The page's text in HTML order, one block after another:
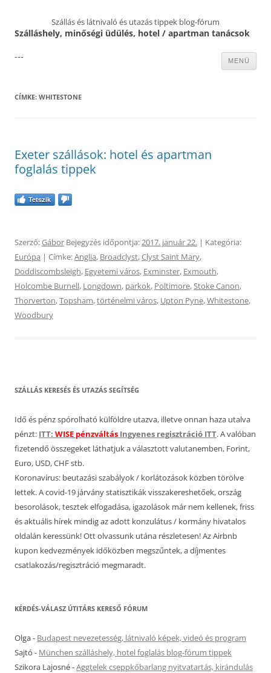
Szállás és látnivaló és utazás tippek blog-fórum
Szálláshely, minőségi üdülés, hotel / apartman tanácsok
MENÜ
---
CÍMKE: WHITESTONE
Exeter szállások: hotel és apartman
foglalás tippek
Tetszik
Szerző:Gábor Bejegyzés időpontja:2017. január 22. | Kategória:
Európa | Címke:Anglia, Broadclyst,Clyst Saint Mary,
Doddiscombsleigh, Egyetemi város, Exminster, Exmouth,
Holcombe Burnell, Longdown, parkok, Poltimore,Stoke Canon,
Thorverton,Topsham,történelmi város, Upton Pyne,Whitestone,
Woodbury
SZÁLLÁS KERESÉS ÉS UTAZÁS SEGÍTSÉG
Idő és pénz spórolható külföldre utazva, illetve onnan haza utalva
pénzt: ITT: WISE pénzváltás Ingyenes regisztráció ITT. A valóban
fizetendő összegeket láthatjuk a választott valutanemben, Forint,
Euro, USD, CHF stb.
Koronavírus: beutazási szabályok / korlátozások közben törölve
lettek. A covid-19 járvány statisztikák visszakereshetőek, ország
besorolások, tesztek elfogadása, igazolások már nem kellenek, friss
és aktuális hírek mindig az adott konzulátus / kormány hivatalos
oldalán keressünk! Ott olvassunk utána részletesen! Az Airbnb
kupon kedvezmények időközben megszűntek, a díjmentes
csatlakozás/regisztráció megmaradt.
KÉRDÉS-VÁLASZ ÚTITÁRS KERESŐ FÓRUM
Olga- Budapest nevezetesség, látnivaló képek, videó és program
Sajtó - München szálláshely, hotel foglalás blog-fórum tippek
Szikora Lajosné-Aggtelek cseppkőbarlang nyitvatartás, kirándulás